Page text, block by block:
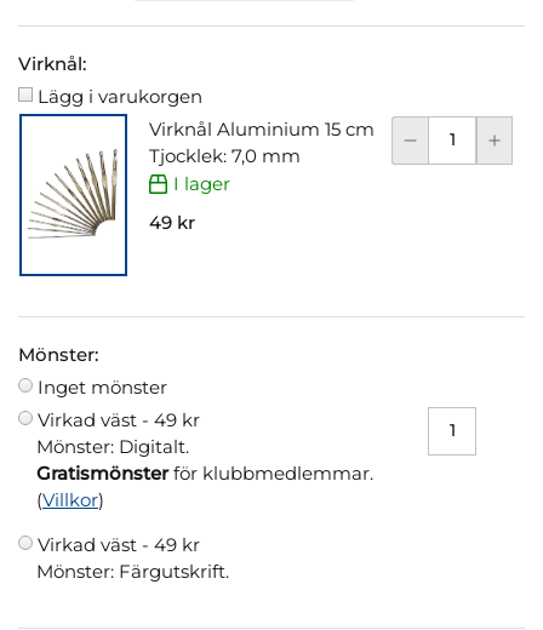
Virknål:
Lägg i varukorgen
Virknål Aluminium 15 cm
Tjocklek: 7,0 mm
I lager
49 kr
Mönster:
Inget mönster
Virkad väst - 49 kr
Mönster: Digitalt.
Gratismönsterför klubbmedlemmar.
(Villkor)
Virkad väst - 49 kr
Mönster: Färgutskrift.